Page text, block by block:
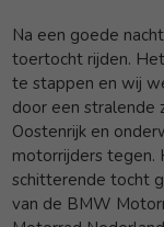
Na een goede
toertocht rijden.
te stappen en wij
door een stralende
Oostenrijk en
motorrijders tegen.
schitterende tocht
van de BMW